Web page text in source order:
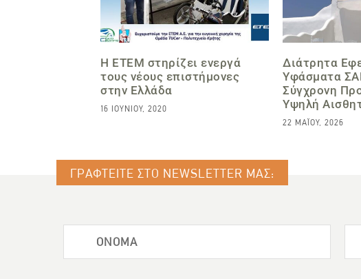
Η ΕΤΕΜ στηρίζει ενεργά
τους νέους επιστήμονες
στην Ελλάδα
16 ΙΟΥΝΊΟΥ, 2020
Διάτρητα
Υφάσματα
Σύγχρονη
Υψηλή
22 ΜΑΪ́ΟΥ, 2026
ΓΡΑΦΤΕΙΤΕ ΣΤΟ NEWSLETTER ΜΑΣ: